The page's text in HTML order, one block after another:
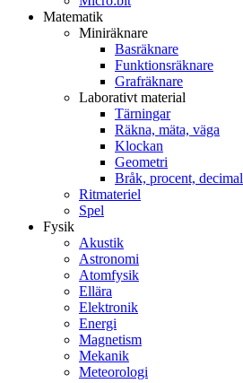
Matematik
Miniräknare
Basräknare
Funktionsräknare
Grafräknare
Laborativt material
Tärningar
Räkna, mäta, väga
Klockan
Geometri
Bråk, procent, decimal
Ritmateriel
Spel
Fysik
Akustik
Astronomi
Atomfysik
Ellära
Elektronik
Energi
Magnetism
Mekanik
Meteorologi